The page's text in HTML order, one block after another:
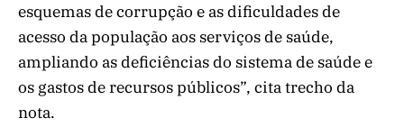
esquemas de corrupção e as dificuldades de
acesso da população aos serviços de saúde,
ampliando as deficiências do sistema de saúde e
os gastos de recursos públicos”, cita trecho da
nota.